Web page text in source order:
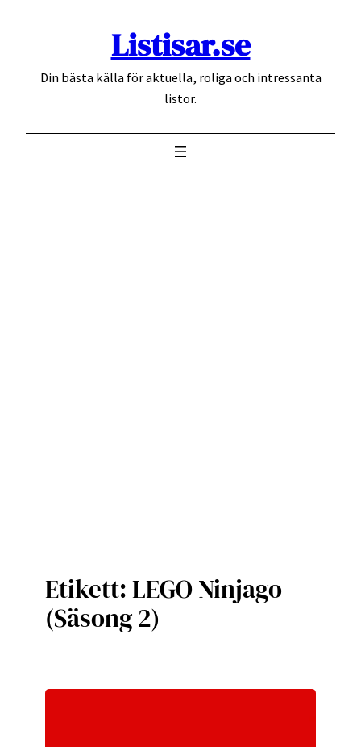
Listisar.se
Din bästa källa för aktuella, roliga och intressanta
listor.
Etikett:LEGO Ninjago
(Säsong 2)